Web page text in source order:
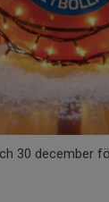
30 december